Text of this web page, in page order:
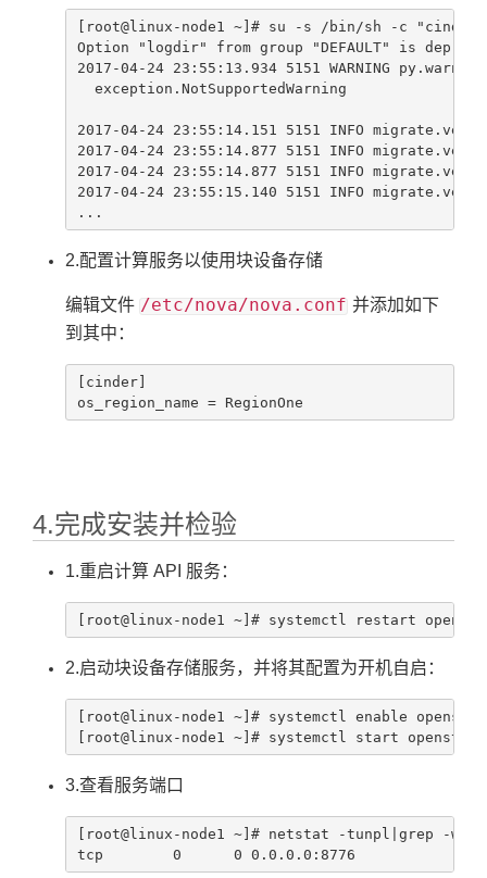
[root@linux-node1 ~]# su -s /bin/sh -c "cinder-
Option "logdir" from group "DEFAULT" is
2017-04-24 23:55:13.934 5151 WARNING
exception.NotSupportedWarning
2017-04-24 23:55:14.151 5151 INFO
2017-04-24 23:55:14.877 5151 INFO
2017-04-24 23:55:14.877 5151 INFO
2017-04-24 23:55:15.140 5151 INFO
...
2.配置计算服务以使用块设备存储
编辑文件 /etc/nova/nova.conf 并添加如下
到其中：
[cinder]
os_region_name = RegionOne
4.完成安装并检验
1.重启计算 API 服务：
[root@linux-node1 ~]# systemctl restart
2.启动块设备存储服务，并将其配置为开机自启：
[root@linux-node1 ~]# systemctl enable
[root@linux-node1 ~]# systemctl start
3.查看服务端口
[root@linux-node1 ~]# netstat -tunpl|grep -w
tcp        0      0 0.0.0.0:8776